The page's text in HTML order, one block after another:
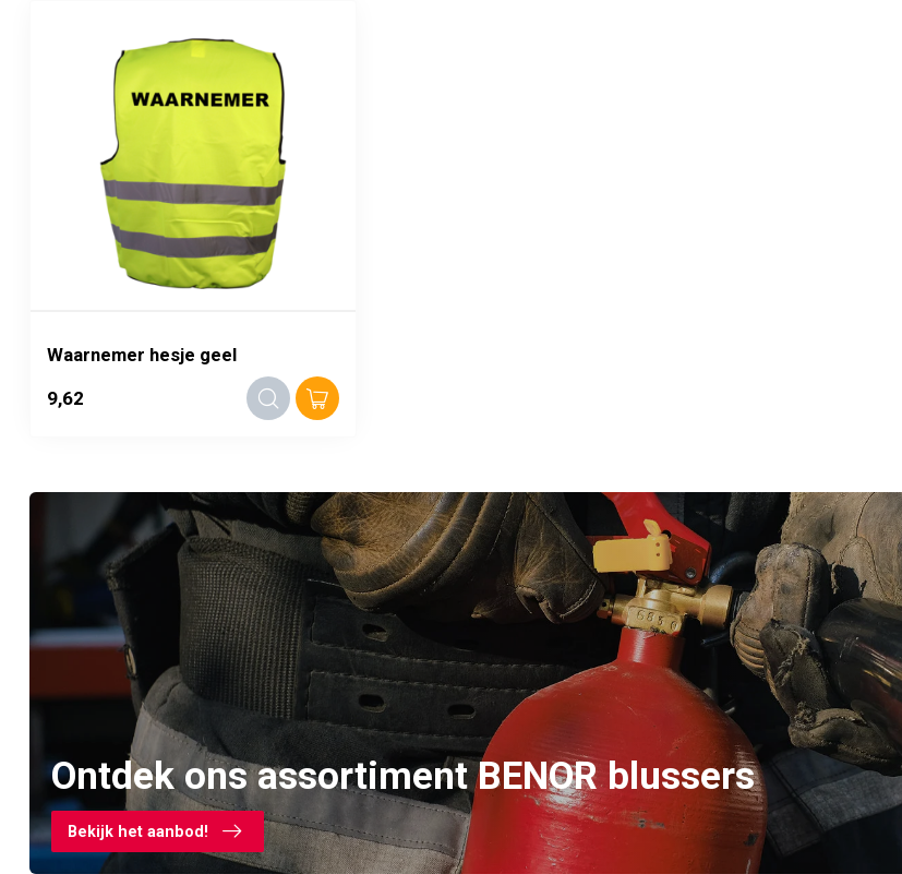
Waarnemer hesje geel
9,62
Ontdek ons assortiment BENOR blussers
Bekijk het aanbod!